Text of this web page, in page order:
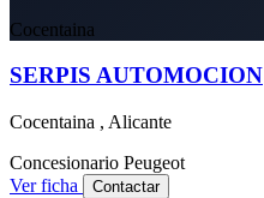
Cocentaina
SERPIS AUTOMOCION
Cocentaina , Alicante
Concesionario Peugeot
Ver ficha
Contactar